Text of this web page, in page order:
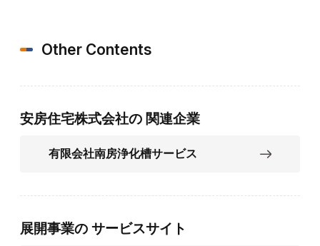
Other Contents
安房住宅株式会社の 関連企業
有限会社南房浄化槽サービス
展開事業の サービスサイト